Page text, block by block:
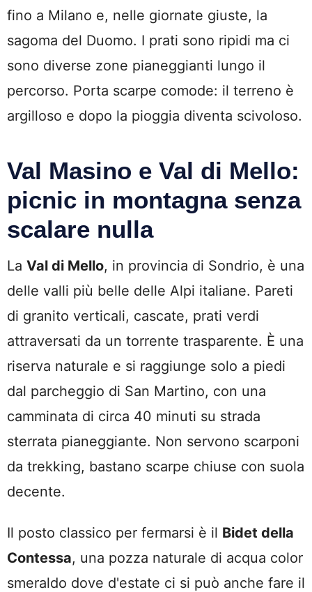
fino a Milano e, nelle giornate giuste, la
sagoma del Duomo. I prati sono ripidi ma ci
sono diverse zone pianeggianti lungo il
percorso. Porta scarpe comode: il terreno è
argilloso e dopo la pioggia diventa scivoloso.
Val Masino e Val di Mello:
picnic in montagna senza
scalare nulla
La Val di Mello, in provincia di Sondrio, è una
delle valli più belle delle Alpi italiane. Pareti
di granito verticali, cascate, prati verdi
attraversati da un torrente trasparente. È una
riserva naturale e si raggiunge solo a piedi
dal parcheggio di San Martino, con una
camminata di circa 40 minuti su strada
sterrata pianeggiante. Non servono scarponi
da trekking, bastano scarpe chiuse con suola
decente.
Il posto classico per fermarsi è il Bidet della
Contessa, una pozza naturale di acqua color
smeraldo dove d'estate ci si può anche fare il